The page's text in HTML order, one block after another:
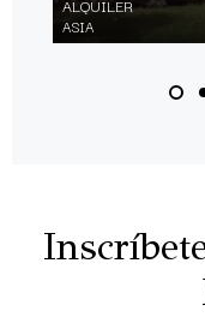
ASIA